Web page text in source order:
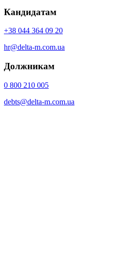
Кандидатам
+38 044 364 09 20
hr@delta-m.com.ua
Должникам
0 800 210 005
debts@delta-m.com.ua